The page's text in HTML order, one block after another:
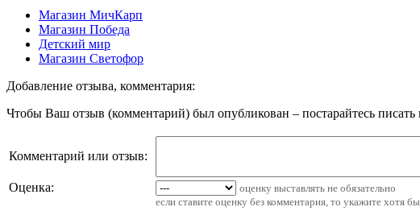
Магазин МичКарп
Магазин Победа
Детский мир
Магазин Светофор
Добавление отзыва, комментария:
Чтобы Ваш отзыв (комментарий) был опубликован – постарайтесь
Комментарий или отзыв:
Оценка:
оценку выставлять не обязательно
если ставите оценку без комментария, то укажите хотя